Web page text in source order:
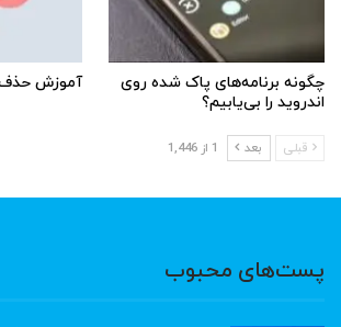
چگونه برنامه‌های پاک شده روی
اندروید را بی‌یابیم؟
آموزش حذف
قبلی بعد 1 از 1,446
پست‌های محبوب